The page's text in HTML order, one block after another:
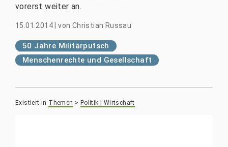
vorerst weiter an.
15.01.2014 |von Christian Russau
50 Jahre Militärputsch
Menschenrechte und Gesellschaft
Existiert in Themen > Politik | Wirtschaft